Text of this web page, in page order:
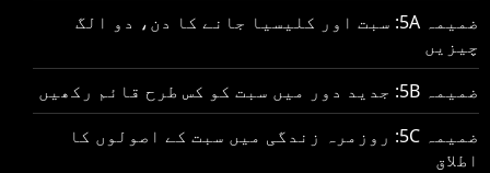
ضمیمہ 5A: سبت اور کلیسیا جانے کا دن، دو الگ
چیزیں
ضمیمہ 5B: جدید دور میں سبت کو کس طرح قائم رکھیں
ضمیمہ 5C: روزمرہ زندگی میں سبت کے اصولوں کا
اطلاق